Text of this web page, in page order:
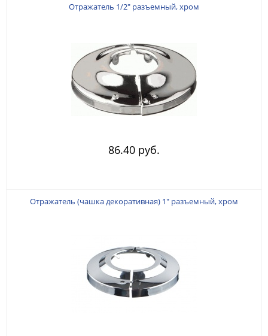
Отражатель 1/2" разъемный, хром
86.40 руб.
Отражатель (чашка декоративная) 1" разъемный, хром